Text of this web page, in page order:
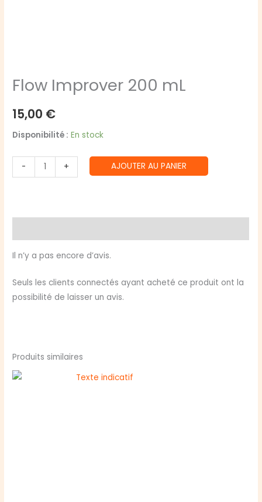
Flow Improver 200 mL
15,00 €
Disponibilité : En stock
-
quantité
de
+ AJOUTER AU PANIER
Il n’y a pas encore d’avis.
Seuls les clients connectés ayant acheté ce produit ont la
possibilité de laisser un avis.
Produits similaires